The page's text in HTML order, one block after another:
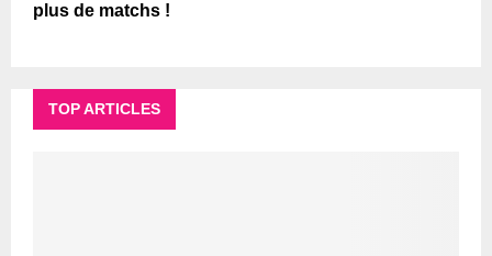
plus de matchs !
TOP ARTICLES